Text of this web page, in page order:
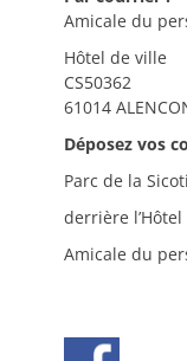
Amicale du
Hôtel de ville
CS50362
61014
Déposez vos
Parc de la
derrière
Amicale du